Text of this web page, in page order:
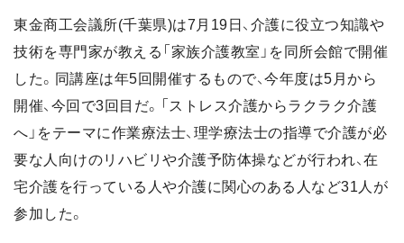
東金商工会議所(千葉県)は7月19日、介護に役立つ知識や
技術を専門家が教える「家族介護教室」を同所会館で開催
した。同講座は年5回開催するもので、今年度は5月から
開催、今回で3回目だ。「ストレス介護からラクラク介護
へ」をテーマに作業療法士、理学療法士の指導で介護が必
要な人向けのリハビリや介護予防体操などが行われ、在
宅介護を行っている人や介護に関心のある人など31人が
参加した。